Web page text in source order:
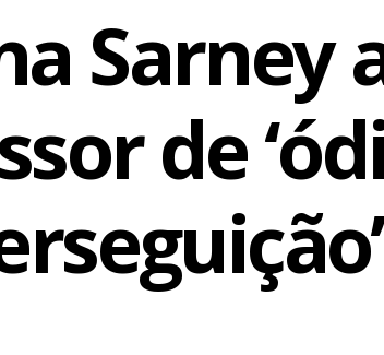
Sarney
de